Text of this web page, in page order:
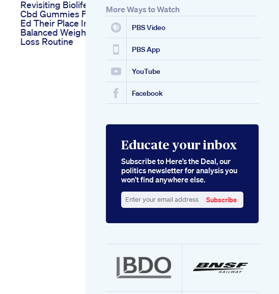
Revisiting Biolife
Cbd Gummies For
Ed Their Place In A
Balanced Weight
Loss Routine
More Ways to Watch
PBS Video
PBS App
YouTube
Facebook
Educate your inbox
Subscribe to Here’s the Deal, our
politics newsletter for analysis you
won’t find anywhere else.
your
Subscribe